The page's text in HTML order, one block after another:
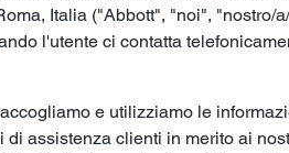
Italia ("Abbott", "noi", "nostro/
l'utente ci contatta
e utilizziamo le
assistenza clienti in merito ai